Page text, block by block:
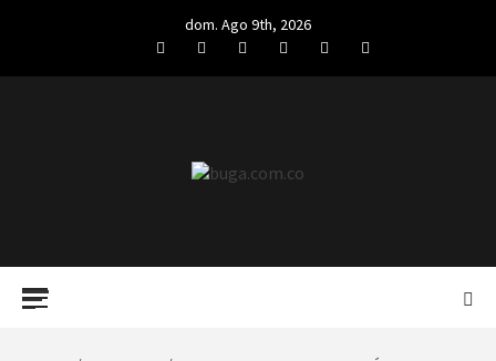
dom. Ago 9th, 2026
FacebookTwitterLinkedIn
VK YouTubeInstagram